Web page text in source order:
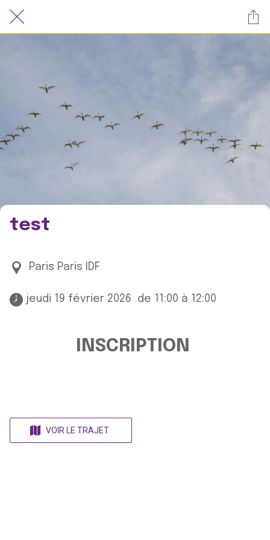
test
Paris Paris IDF
jeudi 19 février 2026  de 11:00 à 12:00
INSCRIPTION
VOIR LE TRAJET